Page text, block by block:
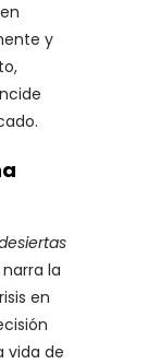
y
la
en
vida de